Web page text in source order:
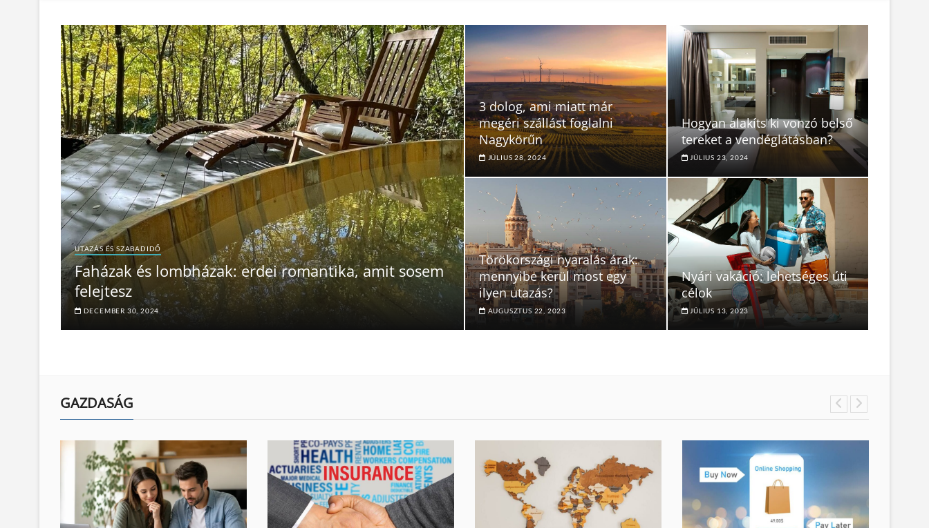
UTAZÁS ÉS SZABADIDŐ
Faházak és lombházak: erdei romantika, amit sosem
felejtesz
DECEMBER 30, 2024
3 dolog, ami miatt már
megéri szállást foglalni
Nagykörűn
JÚLIUS 28, 2024
Hogyan alakíts ki vonzó belső
tereket a vendéglátásban?
JÚLIUS 23, 2024
Törökországi nyaralás árak:
mennyibe kerül most egy
ilyen utazás?
AUGUSZTUS 22, 2023
Nyári vakáció: lehetséges úti
célok
JÚLIUS 13, 2023
GAZDASÁG